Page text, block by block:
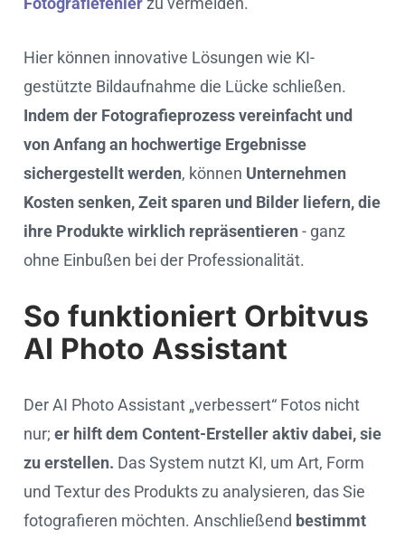
Hier können innovative Lösungen wie KI-
gestützte Bildaufnahme die Lücke schließen.
Indem der Fotografieprozess vereinfacht und
von Anfang an hochwertige Ergebnisse
sichergestellt werden, können Unternehmen
Kosten senken, Zeit sparen und Bilder liefern, die
ihre Produkte wirklich repräsentieren- ganz
ohne Einbußen bei der Professionalität.
So funktioniert Orbitvus
AI Photo Assistant
Der AI Photo Assistant „verbessert“ Fotos nicht
nur; er hilft dem Content-Ersteller aktiv dabei, sie
zu erstellen. Das System nutzt KI, um Art, Form
und Textur des Produkts zu analysieren, das Sie
fotografieren möchten. Anschließend bestimmt